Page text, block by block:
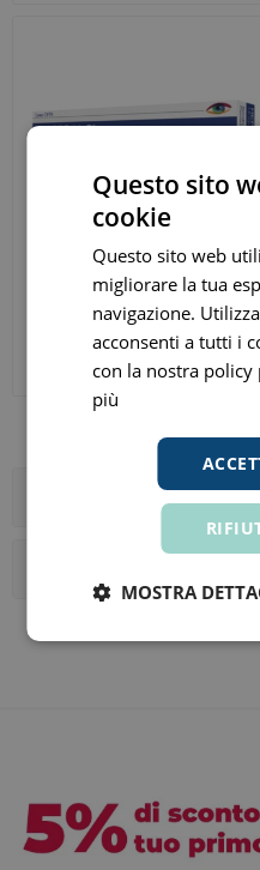
Bruschettini Kerato Vita
Unguento Oftalmico
ora € 12,96
Prezzo consigliato: € 13,50
Questo sito
cookie
Questo sito web
migliorare la tua
navigazione.
acconsenti a tutti i
con la nostra policy
più
MOSTRA